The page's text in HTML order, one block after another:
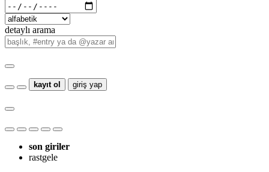
detaylı arama
kayıt ol giriş yap
son giriler
rastgele